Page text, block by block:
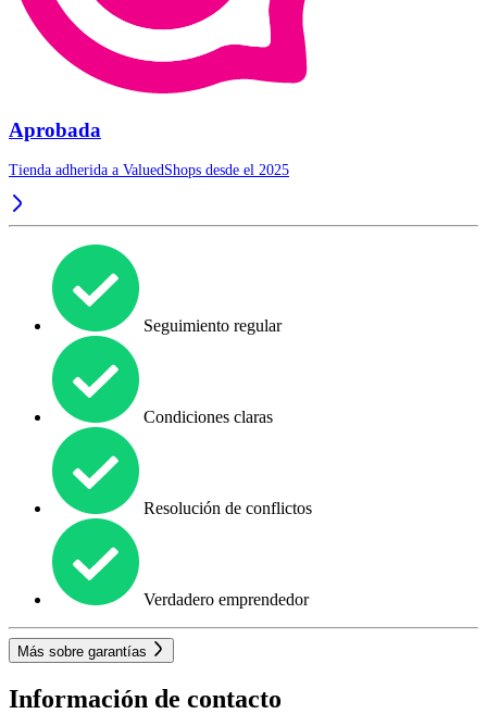
Aprobada
Tienda adherida a ValuedShops desde el 2025
Seguimiento regular
Condiciones claras
Resolución de conflictos
Verdadero emprendedor
Más sobre garantías
Información de contacto